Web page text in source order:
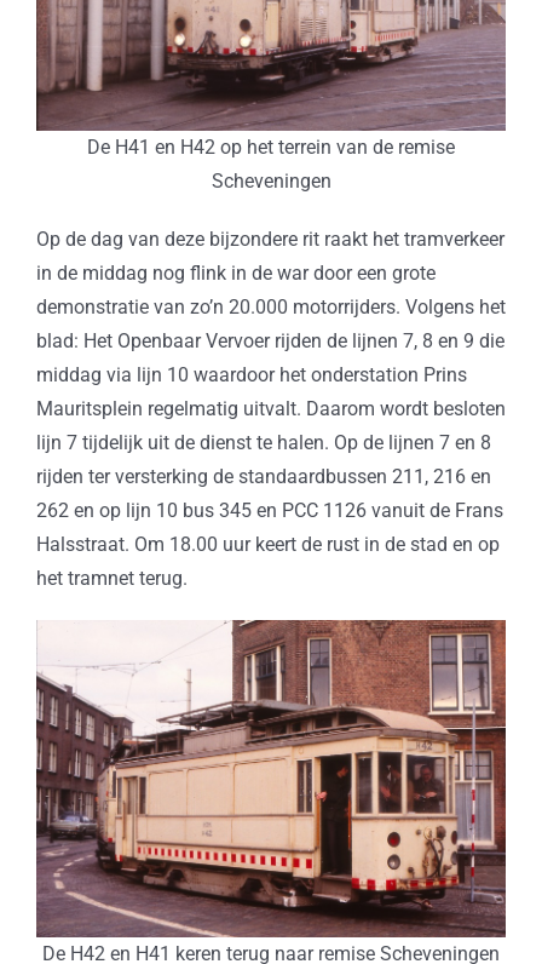
De H41 en H42 op het terrein van de remise
Scheveningen
Op de dag van deze bijzondere rit raakt het tramverkeer
in de middag nog flink in de war door een grote
demonstratie van zo’n 20.000 motorrijders. Volgens het
blad: Het Openbaar Vervoer rijden de lijnen 7, 8 en 9 die
middag via lijn 10 waardoor het onderstation Prins
Mauritsplein regelmatig uitvalt. Daarom wordt besloten
lijn 7 tijdelijk uit de dienst te halen. Op de lijnen 7 en 8
rijden ter versterking de standaardbussen 211, 216 en
262 en op lijn 10 bus 345 en PCC 1126 vanuit de Frans
Halsstraat. Om 18.00 uur keert de rust in de stad en op
het tramnet terug.
De H42 en H41 keren terug naar remise Scheveningen